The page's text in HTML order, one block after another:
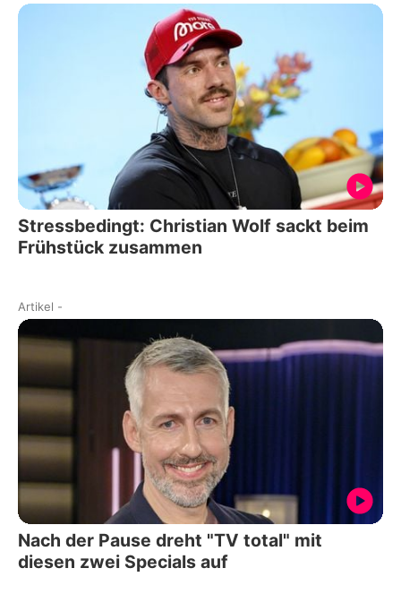
Stressbedingt: Christian Wolf sackt beim
Frühstück zusammen
Artikel -
Nach der Pause dreht "TV total" mit
diesen zwei Specials auf